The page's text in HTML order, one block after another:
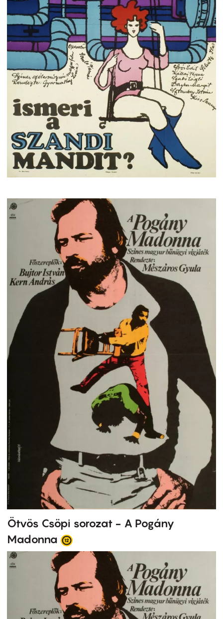
Ötvös Csöpi sorozat - A Pogány
Madonna